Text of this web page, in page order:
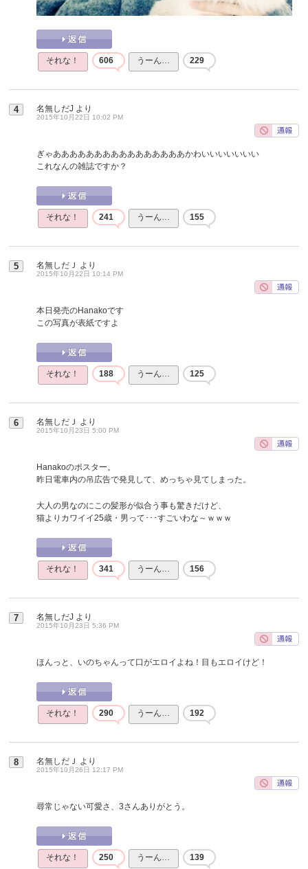
それな！ 606 うーん… 229
4 名無しだJ より
2015年10月22日 10:02 PM
ぎゃああああああああああああああああかわいいいいいいい
これなんの雑誌ですか？
それな！ 241 うーん… 155
5 名無しだＪ より
2015年10月22日 10:14 PM
本日発売のHanakoです
この写真が表紙ですよ
それな！ 188 うーん… 125
6 名無しだＪ より
2015年10月23日 5:00 PM
Hanakoのポスター。
昨日電車内の吊広告で発見して、めっちゃ見てしまった。
大人の男なのにこの髪形が似合う事も驚きだけど、
猫よりカワイイ25歳・男って･･･すごいわな～ｗｗｗ
それな！ 341 うーん… 156
7 名無しだJ より
2015年10月23日 5:36 PM
ほんっと、いのちゃんって口がエロイよね！目もエロイけど！
それな！ 290 うーん… 192
8 名無しだＪ より
2015年10月26日 12:17 PM
尋常じゃない可愛さ、3さんありがとう。
それな！ 250 うーん… 139